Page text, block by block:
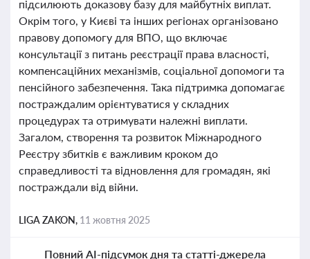
підсилюють доказову базу для майбутніх виплат.
Окрім того, у Києві та інших регіонах організовано
правову допомогу для ВПО, що включає
консультації з питань реєстрації права власності,
компенсаційних механізмів, соціальної допомоги та
пенсійного забезпечення. Така підтримка допомагає
постраждалим орієнтуватися у складних
процедурах та отримувати належні виплати.
Загалом, створення та розвиток Міжнародного
Реєстру збитків є важливим кроком до
справедливості та відновлення для громадян, які
постраждали від війни.
LIGA ZAKON, 11 жовтня 2025
Повний AI-підсумок дня та статті-джерела